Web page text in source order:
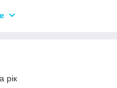
і довговічний
поєднанню
рік